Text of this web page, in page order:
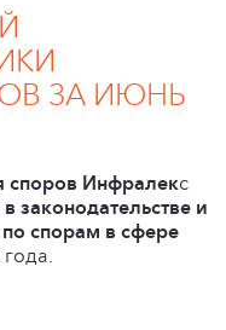
ЗА ИЮНЬ
споров Инфралекс
законодательстве и
спорам в сфере